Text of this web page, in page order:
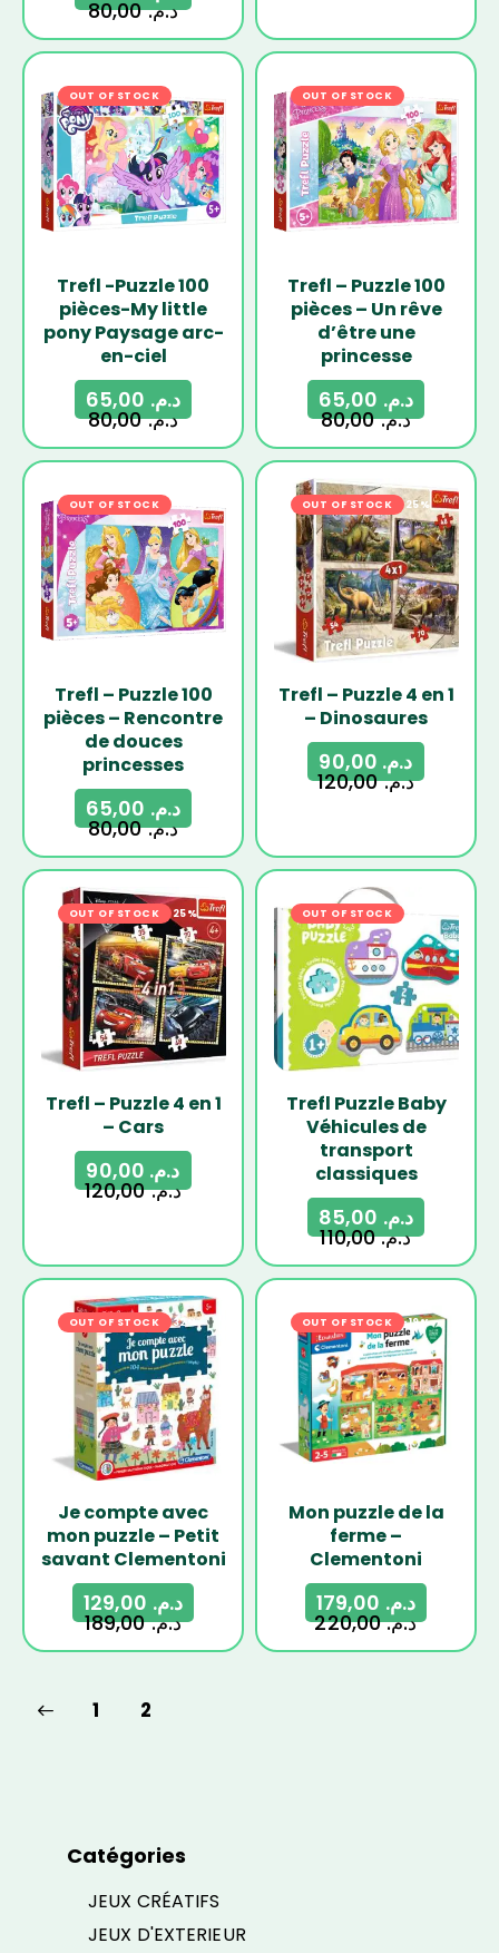
د.م.80,00
OUT OF STOCK -19%
Trefl -Puzzle 100
pièces-My little
pony Paysage arc-
en-ciel
د.م.80,00
د.م.
OUT OF STOCK -19%
Trefl – Puzzle 100
pièces – Un rêve
d’être une
princesse
د.م.80,00
د.م.
OUT OF STOCK -19%
Trefl – Puzzle 100
pièces – Rencontre
de douces
princesses
د.م.80,00
د.م.
OUT OF STOCK -25%
Trefl – Puzzle 4 en 1
– Dinosaures
د.م.120,00
د.م.
OUT OF STOCK -25%
Trefl – Puzzle 4 en 1
– Cars
د.م.120,00
د.م.
OUT OF STOCK -23%
Trefl Puzzle Baby
Véhicules de
transport
classiques
د.م.110,00
د.م.
OUT OF STOCK -32%
Je compte avec
mon puzzle – Petit
savant Clementoni
د.م.189,00
د.م.
OUT OF STOCK -19%
Mon puzzle de la
ferme –
Clementoni
د.م.220,00
د.م.
1 2
Catégories
JEUX CRÉATIFS
JEUX D'EXTERIEUR